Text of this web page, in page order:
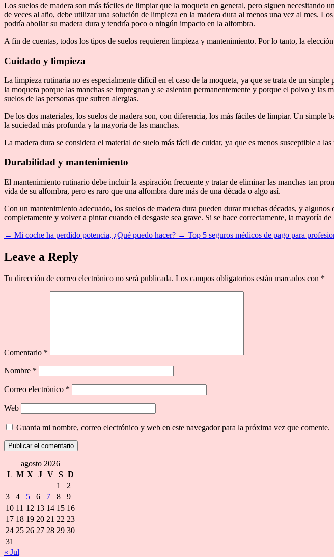
Los suelos de madera son más fáciles de limpiar que la moqueta en general, pero siguen
de veces al año, debe utilizar una solución de limpieza en la madera dura al menos una vez al mes.
podría abollar su madera dura y tendría poco o ningún impacto en la alfombra.
A fin de cuentas, todos los tipos de suelos requieren limpieza y mantenimiento. Por lo tanto, la
Cuidado y limpieza
La limpieza rutinaria no es especialmente difícil en el caso de la moqueta, ya que se trata de un
la moqueta porque las manchas se impregnan y se asientan permanentemente y porque el polvo y
suelos de las personas que sufren alergias.
De los dos materiales, los suelos de madera son, con diferencia, los más fáciles de limpiar. Un
la suciedad más profunda y la mayoría de las manchas.
La madera dura se considera el material de suelo más fácil de cuidar, ya que es menos susceptible a
Durabilidad y mantenimiento
El mantenimiento rutinario debe incluir la aspiración frecuente y tratar de eliminar las manchas tan
vida de su alfombra, pero es raro que una alfombra dure más de una década o algo así.
Con un mantenimiento adecuado, los suelos de madera dura pueden durar muchas décadas, y
completamente y volver a pintar cuando el desgaste sea grave. Si se hace correctamente, la mayoría
← Mi coche ha perdido potencia, ¿Qué puedo hacer? → Top 5 seguros médicos de pago para
Leave a Reply
Tu dirección de correo electrónico no será publicada. Los campos obligatorios están marcados con *
Comentario *
Nombre *
Correo electrónico *
Web
Guarda mi nombre, correo electrónico y web en este navegador para la próxima vez que comente.
agosto 2026
L M X J V S D
1
2
3
4 5 6 7 8
9
10 11 12 13 14 15 16
17 18 19 20 21 22 23
24 25 26 27 28 29 30
31
« Jul